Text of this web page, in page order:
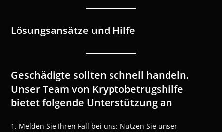
Lösungsansätze und Hilfe
Geschädigte sollten schnell handeln.
Unser Team von Kryptobetrugshilfe
bietet folgende Unterstützung an
1. Melden Sie Ihren Fall bei uns: Nutzen Sie unser